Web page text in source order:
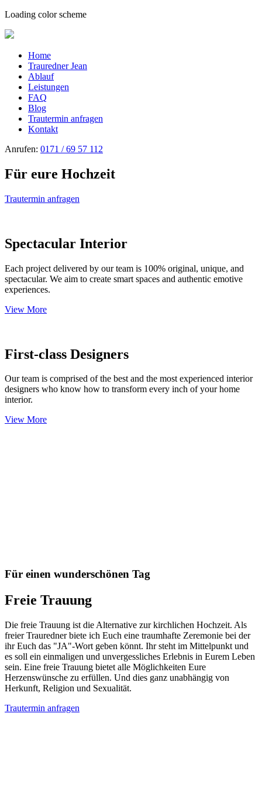
Loading color scheme
Home
Trauredner Jean
Ablauf
Leistungen
FAQ
Blog
Trautermin anfragen
Kontakt
Anrufen: 0171 / 69 57 112
Für eure Hochzeit
Trautermin anfragen
Spectacular Interior
Each project delivered by our team is 100% original, unique, and
spectacular. We aim to create smart spaces and authentic emotive
experiences.
View More
First-class Designers
Our team is comprised of the best and the most experienced interior
designers who know how to transform every inch of your home
interior.
View More
Für einen wunderschönen Tag
Freie Trauung
Die freie Trauung ist die Alternative zur kirchlichen Hochzeit. Als
freier Trauredner biete ich Euch eine traumhafte Zeremonie bei der
ihr Euch das "JA"-Wort geben könnt. Ihr steht im Mittelpunkt und
es soll ein einmaligen und unvergessliches Erlebnis in Eurem Leben
sein. Eine freie Trauung bietet alle Möglichkeiten Eure
Herzenswünsche zu erfüllen. Und dies ganz unabhängig von
Herkunft, Religion und Sexualität.
Trautermin anfragen